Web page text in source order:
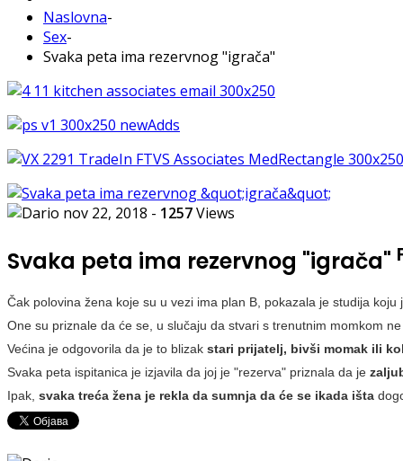
Naslovna-
Sex-
Svaka peta ima rezervnog "igrača"
nov 22, 2018 - 1257Views
Svaka peta ima rezervnog "igrača"
Čak polovina žena koje su u vezi ima plan B, pokazala je studija
One su priznale da će se, u slučaju da stvari s trenutnim momkom
Većina je odgovorila da je to blizak stari prijatelj, bivši momak ili
Svaka peta ispitanica je izjavila da joj je "rezerva" priznala da je
Ipak, svaka treća žena je rekla da sumnja da će se ikada išta